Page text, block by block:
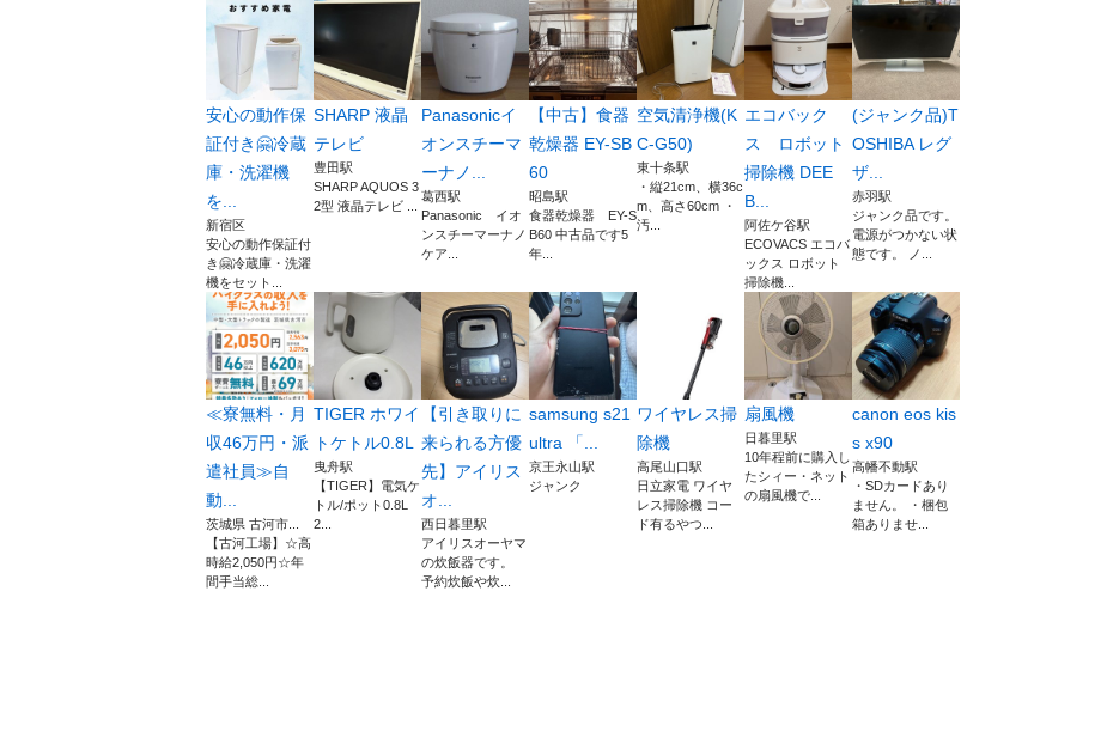
安心の動作保
証付き🤗冷蔵
庫・洗濯機
を...
新宿区
安心の動作保証付
き🤗冷蔵庫・洗濯
機をセット...
SHARP 液晶
テレビ
豊田駅
SHARP AQUOS 3
2型 液晶テレビ ...
Panasonicイ
オンスチーマ
ーナノ...
葛西駅
Panasonic イオ
ンスチーマーナノ
ケア...
【中古】食器
乾燥器 EY-SB
60
昭島駅
食器乾燥器 EY-S
B60 中古品です5
年...
空気清浄機(K
C-G50)
東十条駅
・縦21cm、横36c
m、高さ60cm ・
汚...
エコバック
ス ロボット
掃除機 DEE
B...
阿佐ケ谷駅
ECOVACS エコバ
ックス ロボット
掃除機...
(ジャンク品)T
OSHIBA レグ
ザ...
赤羽駅
ジャンク品です。
電源がつかない状
態です。 ノ...
≪寮無料・月
収46万円・派
遣社員≫自
動...
茨城県 古河市...
【古河工場】☆高
時給2,050円☆年
間手当総...
TIGER ホワイ
トケトル0.8L
曳舟駅
【TIGER】電気ケ
トル/ポット0.8L
2...
【引き取りに
来られる方優
先】アイリス
オ...
西日暮里駅
アイリスオーヤマ
の炊飯器です。
予約炊飯や炊...
samsung s21
ultra 「...
京王永山駅
ジャンク
ワイヤレス掃
除機
高尾山口駅
日立家電 ワイヤ
レス掃除機 コー
ド有るやつ...
扇風機
日暮里駅
10年程前に購入し
たシィー・ネット
の扇風機で...
canon eos kis
s x90
高幡不動駅
・SDカードあり
ません。 ・梱包
箱ありませ...